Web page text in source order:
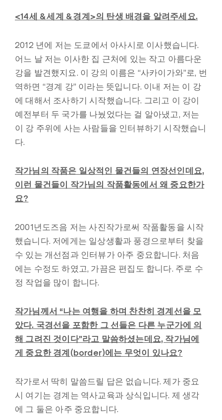
<14세 & 세계 & 경계>의 탄생 배경을 알려주세요.
2012 년에 저는 도쿄에서 아사시로 이사했습니다.
어느 날 저는 이사한 집 근처에 있는 작고 아름다운
강을 발견했지요. 이 강의 이름은 “사카이가와”로, 번
역하면 “경계 강” 이라는 뜻입니다. 이내 저는 이 강
에 대해서 조사하기 시작했습니다. 그리고 이 강이
예전부터 두 국가를 나눴었다는 걸 알아냈고, 저는
이 강 주위에 사는 사람들을 인터뷰하기 시작했습니
다.
작가님의 작품은 일상적인 물건들의 연장선인데요,
이런 물건들이 작가님의 작품활동에서 왜 중요한가
요?
2001 년도즈음 저는 사진작가로써 작품활동을 시작
했습니다. 저에게는 일상생활과 풍경으로부터 찾을
수 있는 개선점과 인터뷰가 아주 중요합니다. 처음
에는 수정도 하였고, 가끔은 편집도 합니다. 주로 수
정 작업을 많이 합니다.
작가님께서 “나는 여행을 하며 찬찬히 경계선을 모
았다. 국경선을 포함한 그 선들은 다른 누군가에 의
해 그려진 것이다”라고 말씀하셨는데요, 작가님에
게 중요한 경계(border)에는 무엇이 있나요?
작가로서 딱히 말씀드릴 답은 없습니다. 제가 중요
시 여기는 경계는 역사교육과 상식입니다. 제 생각
에 그 둘은 아주 중요합니다.